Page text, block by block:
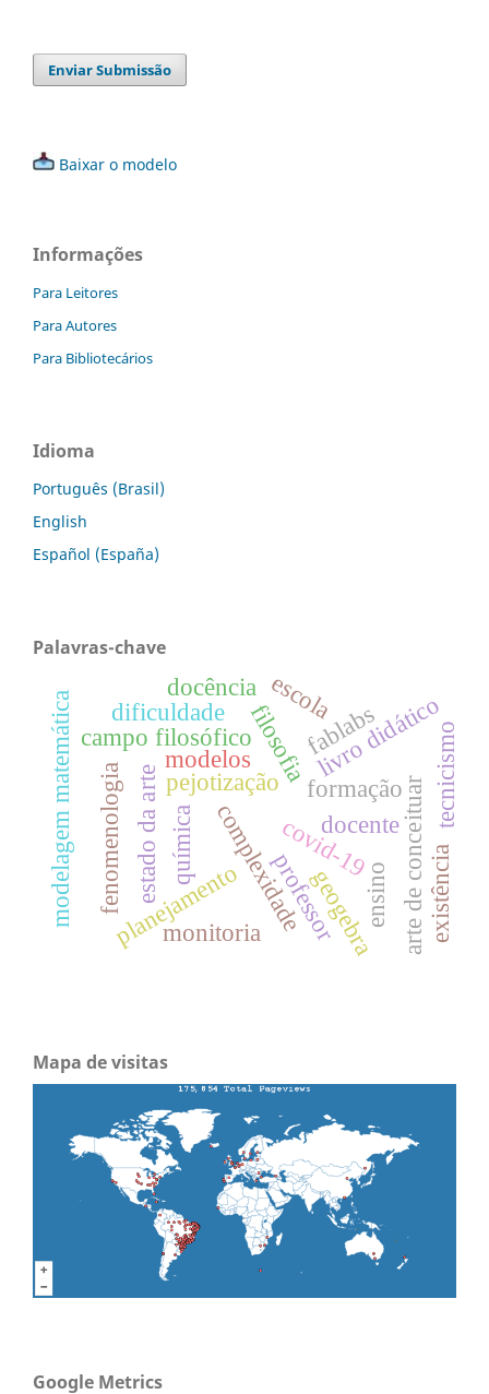
Enviar Submissão
Baixar o modelo
Informações
Para Leitores
Para Autores
Para Bibliotecários
Idioma
Português (Brasil)
English
Español (España)
Palavras-chave
estado da arte complexidade
formação
filosofia
arte de conceituar
campo filosófico
covid-19
livro didático
planejamento
pejotização
professor
docente
modelos
modelagem matemática geogebra
química
monitoria
dificuldade
tecnicismo
fablabs
ensino
escola
docência
fenomenologia existência
Mapa de visitas
Google Metrics